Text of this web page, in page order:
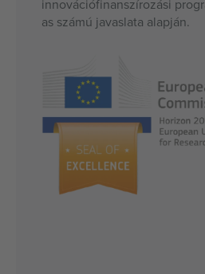
innovációfinanszírozási
as számú javaslata alapján.